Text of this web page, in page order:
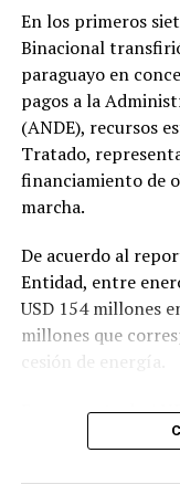
inmediata, no
vida.
Si aún no está
acudir al
aplicarse
viaje, requerimiento
La vacuna
protección para
de refuerzo, señala
TEMAS
CERTIFICADO
FÍSICO Y
ARRIBA SIGUIENTE
Unos 24.000
En los primeros
Binacional
paraguayo en
pagos a la
(ANDE), recursos
Tratado,
financiamiento de
marcha.
De acuerdo al
Entidad, entre
USD 154 millones
millones que
cesión de energía.
Por su parte, la
resarcimiento de